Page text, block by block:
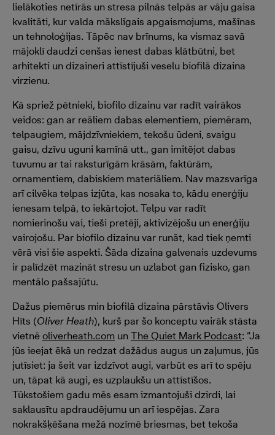
lielākoties netīrās un stresa pilnās telpās ar vāju gaisa
kvalitāti, kur valda mākslīgais apgaismojums, mašīnas
un tehnoloģijas. Tāpēc nav brīnums, ka vismaz savā
mājoklī daudzi cenšas ienest dabas klātbūtni, bet
arhitekti un dizaineri attīstījuši veselu biofilā dizaina
virzienu.
Kā spriež pētnieki, biofilo dizainu var radīt vairākos
veidos: gan ar reāliem dabas elementiem, piemēram,
telpaugiem, mājdzīvniekiem, tekošu ūdeni, svaigu
gaisu, dzīvu uguni kamīnā utt., gan imitējot dabas
tuvumu ar tai raksturīgām krāsām, faktūrām,
ornamentiem, dabiskiem materiāliem. Nav mazsvarīga
arī cilvēka telpas izjūta, kas nosaka to, kādu enerģiju
ienesam telpā, to iekārtojot. Telpu var radīt
nomierinošu vai, tieši pretēji, aktivizējošu un enerģiju
vairojošu. Par biofilo dizainu var runāt, kad tiek ņemti
vērā visi šie aspekti. Šāda dizaina galvenais uzdevums
ir palīdzēt mazināt stresu un uzlabot gan fizisko, gan
mentālo pašsajūtu.
Dažus piemērus min biofilā dizaina pārstāvis Olivers
Hīts (Oliver Heath), kurš par šo konceptu vairāk stāsta
vietnē oliverheath.com un The Quiet Mark Podcast: “Ja
jūs ieejat ēkā un redzat dažādus augus un zaļumus, jūs
jutīsiet: ja šeit var izdzīvot augi, varbūt es arī to spēju
un, tāpat kā augi, es uzplaukšu un attīstīšos.
Tūkstošiem gadu mēs esam izmantojuši dzirdi, lai
saklausītu apdraudējumu un arī iespējas. Zara
nokrakšķēšana mežā nozīmē briesmas, bet tekoša